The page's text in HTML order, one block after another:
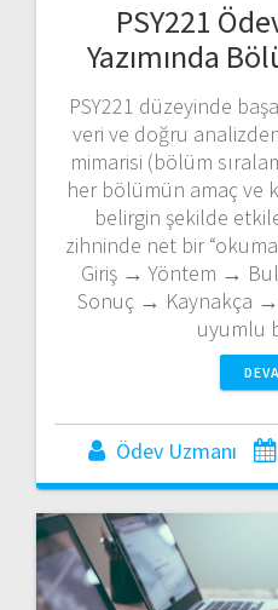
PSY221
Yazımında
PSY221 düzeyinde
veri ve doğru
mimarisi (bölüm
her bölümün amaç ve
belirgin şekilde
zihninde net bir
Giriş → Yöntem →
Sonuç → Kaynakça →
uyumlu
Ödev Uzmanı